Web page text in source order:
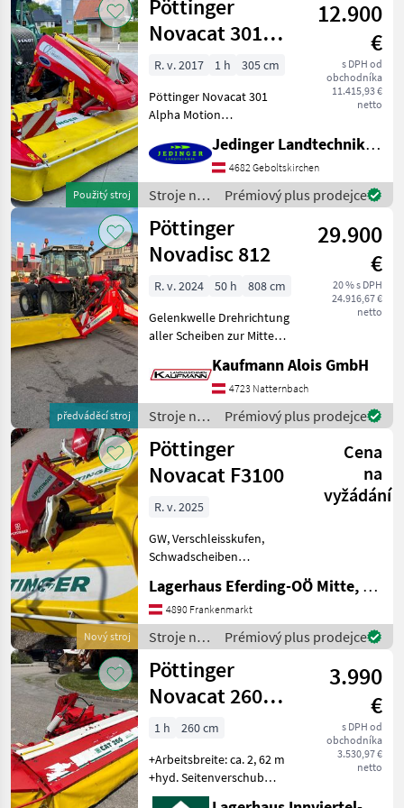
objemových
krmív /
Pöttinger
Použitý stroj
Pöttinger
Novacat 301
Alpha Motion
12.900
€
s DPH od
obchodníka
11.415,93 €
netto
R. v. 2017 1 h
305 cm
Pöttinger Novacat 301
Alpha Motion
gutem Allgemeinzustand,
Baujahr 2017 EINZIGARTIGE
Bodenanpassung durch
den gezogenen Mähbalken
Sehr übe
Jedinger Landtechnik GmbH
4682 Geboltskirchen
Stroje na
zber
objemových
krmív /
Pöttinger
Prémiový plus prodejce
předváděcí stroj
Pöttinger
Novadisc 812
29.900
€
20 % s DPH
24.916,67 €
netto
R. v. 2024 50 h
808 cm
Gelenkwelle Drehrichtung
aller Scheiben zur Mitte
Einzelaushebung mit BASIC
CONTROL Terminal
Warntafel und Beleuchtung
Hochschnittkufen 20mm
Kaufmann Alois GmbH
4723 Natternbach
Stroje na
zber
objemových
krmív /
Pöttinger
Prémiový plus prodejce
Nový stroj
Pöttinger
Novacat F3100
Cena
na
vyžádání
R. v. 2025
GW, Verschleisskufen,
Schwadscheiben
Kotúče, Frontálna kosa, :
Frontálna kosa Stroje na
zber objemových krmív
Kosa
Lagerhaus Eferding-OÖ Mitte, Frankenmarkt
4890 Frankenmarkt
Stroje na
zber
objemových
krmív /
Pöttinger
Prémiový plus prodejce
Pöttinger
Novacat 260
Alpin
3.990
€
s DPH od
obchodníka
3.530,97 €
netto
1 h
260 cm
+Arbeitsbreite: ca. 2, 62 m
+hyd. Seitenverschub
+Entlastungsfedern